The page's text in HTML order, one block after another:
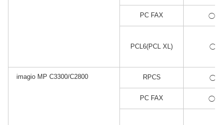
PC FAX ◯
PCL6(PCL XL) ◯
imagio MP C3300/C2800 RPCS ◯
PC FAX ◯